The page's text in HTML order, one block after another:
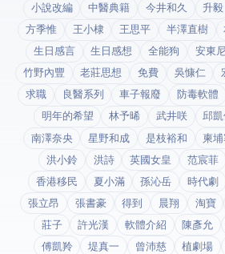
小說改編
中醫典籍 今井和久 升毅
方季惟
王小棣 王思平 半澤直樹
生日感言
生日感想 全能狗 安東
竹野內豐
老莊思想 免費 吳慷仁
求職
良醫系列 車子報廢 防毒軟體
明年的希望
林予晞 武井咲 邱
南澤奈央
星野和成 是枝裕和 柬埔
洪小鈴
洪詩 英國女皇 范宸菲
香港移民
夏小滿 孫沁岳 時代劇
張立昂
張書豪 得到app 晨翔 淘寶
莊子
許光漢 軟體介紹 陳彥允
傅凱羚
堤真一 曾沛慈 植劇場